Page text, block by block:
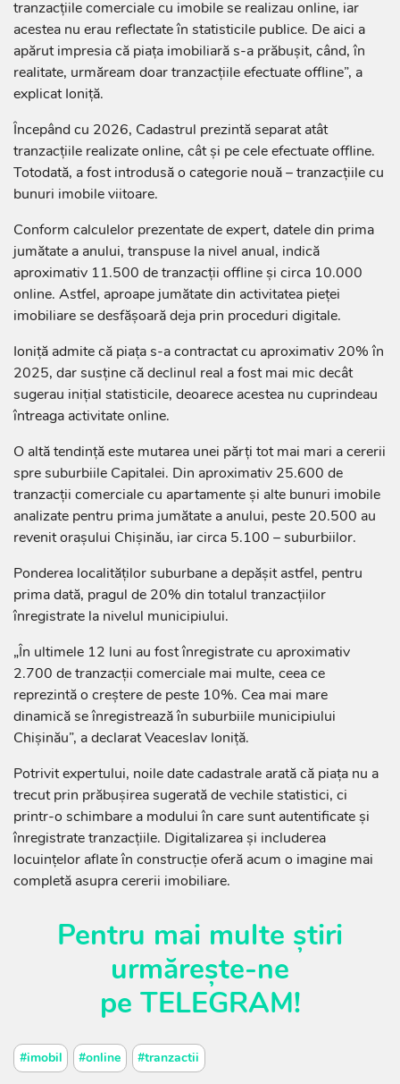
tranzacțiile comerciale cu imobile se realizau online, iar
acestea nu erau reflectate în statisticile publice. De aici a
apărut impresia că piața imobiliară s-a prăbușit, când, în
realitate, urmăream doar tranzacțiile efectuate offline”, a
explicat Ioniță.
Începând cu 2026, Cadastrul prezintă separat atât
tranzacțiile realizate online, cât și pe cele efectuate offline.
Totodată, a fost introdusă o categorie nouă – tranzacțiile cu
bunuri imobile viitoare.
Conform calculelor prezentate de expert, datele din prima
jumătate a anului, transpuse la nivel anual, indică
aproximativ 11.500 de tranzacții offline și circa 10.000
online. Astfel, aproape jumătate din activitatea pieței
imobiliare se desfășoară deja prin proceduri digitale.
Ioniță admite că piața s-a contractat cu aproximativ 20% în
2025, dar susține că declinul real a fost mai mic decât
sugerau inițial statisticile, deoarece acestea nu cuprindeau
întreaga activitate online.
O altă tendință este mutarea unei părți tot mai mari a cererii
spre suburbiile Capitalei. Din aproximativ 25.600 de
tranzacții comerciale cu apartamente și alte bunuri imobile
analizate pentru prima jumătate a anului, peste 20.500 au
revenit orașului Chișinău, iar circa 5.100 – suburbiilor.
Ponderea localităților suburbane a depășit astfel, pentru
prima dată, pragul de 20% din totalul tranzacțiilor
înregistrate la nivelul municipiului.
„În ultimele 12 luni au fost înregistrate cu aproximativ
2.700 de tranzacții comerciale mai multe, ceea ce
reprezintă o creștere de peste 10%. Cea mai mare
dinamică se înregistrează în suburbiile municipiului
Chișinău”, a declarat Veaceslav Ioniță.
Potrivit expertului, noile date cadastrale arată că piața nu a
trecut prin prăbușirea sugerată de vechile statistici, ci
printr-o schimbare a modului în care sunt autentificate și
înregistrate tranzacțiile. Digitalizarea și includerea
locuințelor aflate în construcție oferă acum o imagine mai
completă asupra cererii imobiliare.
Pentru mai multe știri
urmărește-ne
pe TELEGRAM!
#imobil #online #tranzactii